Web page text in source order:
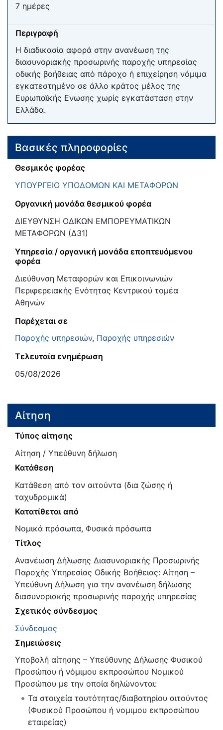
7 ημέρες
Περιγραφή
Η διαδικασία αφορά στην ανανέωση της
διασυνοριακής προσωρινής παροχής υπηρεσίας
οδικής βοήθειας από πάροχο ή επιχείρηση νόμιμα
εγκατεστημένο σε άλλο κράτος μέλος της
Ευρωπαϊκής Ενωσης χωρίς εγκατάσταση στην
Ελλάδα.
Βασικές πληροφορίες
Θεσμικός φορέας
ΥΠΟΥΡΓΕΙΟ ΥΠΟΔΟΜΩΝ ΚΑΙ ΜΕΤΑΦΟΡΩΝ
Οργανική μονάδα θεσμικού φορέα
ΔΙΕΥΘΥΝΣΗ ΟΔΙΚΩΝ ΕΜΠΟΡΕΥΜΑΤΙΚΩΝ
ΜΕΤΑΦΟΡΩΝ (Δ31)
Υπηρεσία / οργανική μονάδα εποπτευόμενου
φορέα
Διεύθυνση Μεταφορών και Επικοινωνιών
Περιφερειακής Ενότητας Κεντρικού τομέα
Αθηνών
Παρέχεται σε
Παροχής υπηρεσιών, Παροχής υπηρεσιών
Τελευταία ενημέρωση
05/08/2026
Αίτηση
Τύπος αίτησης
Αίτηση / Υπεύθυνη δήλωση
Κατάθεση
Κατάθεση από τον αιτούντα (δια ζώσης ή
ταχυδρομικά)
Κατατίθεται από
Νομικά πρόσωπα, Φυσικά πρόσωπα
Τίτλος
Ανανέωση Δήλωσης Διασυνοριακής Προσωρινής
Παροχής Υπηρεσίας Οδικής Βοήθειας: Αίτηση –
Υπεύθυνη Δήλωση για την ανανέωση δήλωσης
διασυνοριακής προσωρινής παροχής υπηρεσίας
Σχετικός σύνδεσμος
Σύνδεσμος
Σημειώσεις
Υποβολή αίτησης – Υπεύθυνης Δήλωσης Φυσικού
Προσώπου ή νόμιμου εκπροσώπου Νομικού
Προσώπου με την οποία δηλώνονται:
Τα στοιχεία ταυτότητας/διαβατηρίου αιτούντος
(Φυσικού Προσώπου ή νομιμου εκπροσώπου
εταιρείας)